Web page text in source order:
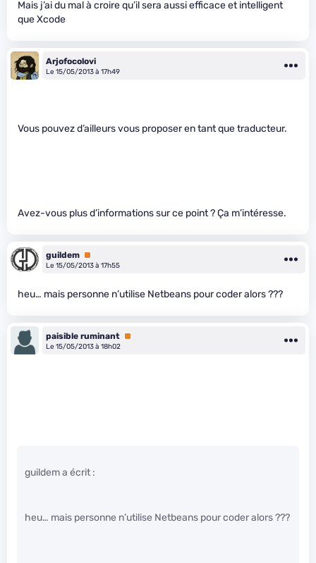
Mais j’ai du mal à croire qu’il sera aussi efficace et intelligent
que Xcode
Arjofocolovi
Le 15/05/2013 à 17h49
Vous pouvez d’ailleurs vous proposer en tant que traducteur.
Avez-vous plus d’informations sur ce point ? Ça m’intéresse.
guildem Premium
Le 15/05/2013 à 17h55
heu… mais personne n’utilise Netbeans pour coder alors ???
paisible ruminant Premium
Le 15/05/2013 à 18h02
guildem a écrit :
heu… mais personne n’utilise Netbeans pour coder alors ???